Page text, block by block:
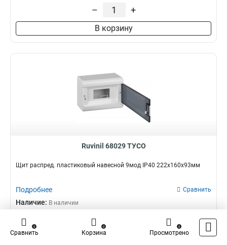
– +
В корзину
Ruvinil 68029 ТУСО
Щит распред. пластиковый навесной 9мод IP40 222х160х93мм
Подробнее Сравнить
Наличие: В наличии
595,55 ₽
–
Сравнить
0
Корзина
0
Просмотрено
0